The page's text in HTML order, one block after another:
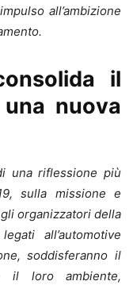
all’ambizione
il
nuova
una riflessione più
sulla missione e
gli organizzatori della
all’automotive
soddisferanno il
il loro ambiente,